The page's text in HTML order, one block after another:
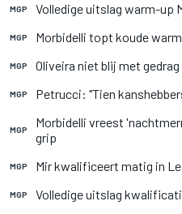
MGP Volledige uitslag warm-up
MGP Morbidelli topt koude
MGP Oliveira niet blij met
MGP Petrucci: "Tien
MGP
Morbidelli vreest
grip
MGP Mir kwalificeert matig in
MGP Volledige uitslag